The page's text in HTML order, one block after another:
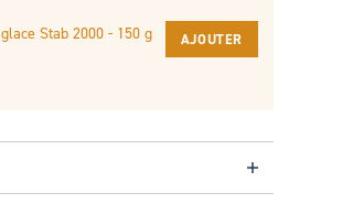
Stab 2000 - 150 g
AJOUTER